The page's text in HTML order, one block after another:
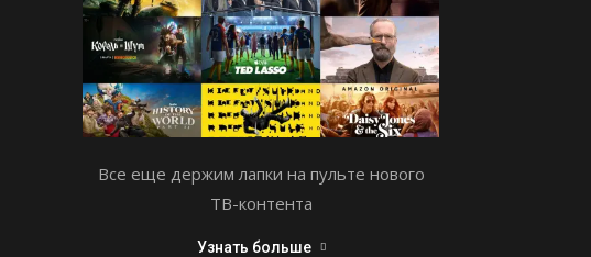
Все еще держим лапки на пульте нового
ТВ-контента
Узнать больше